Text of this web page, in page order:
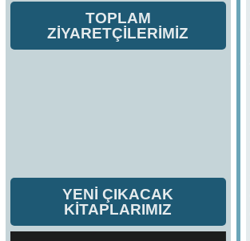
TOPLAM
ZİYARETÇİLERİMİZ
YENİ ÇIKACAK
KİTAPLARIMIZ